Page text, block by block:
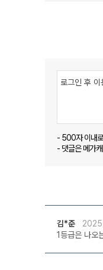
- 500자 이내
- 댓글은 메가
김*준
1등급은 나오